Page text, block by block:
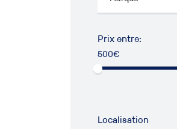
Prix entre:
500€
Localisation